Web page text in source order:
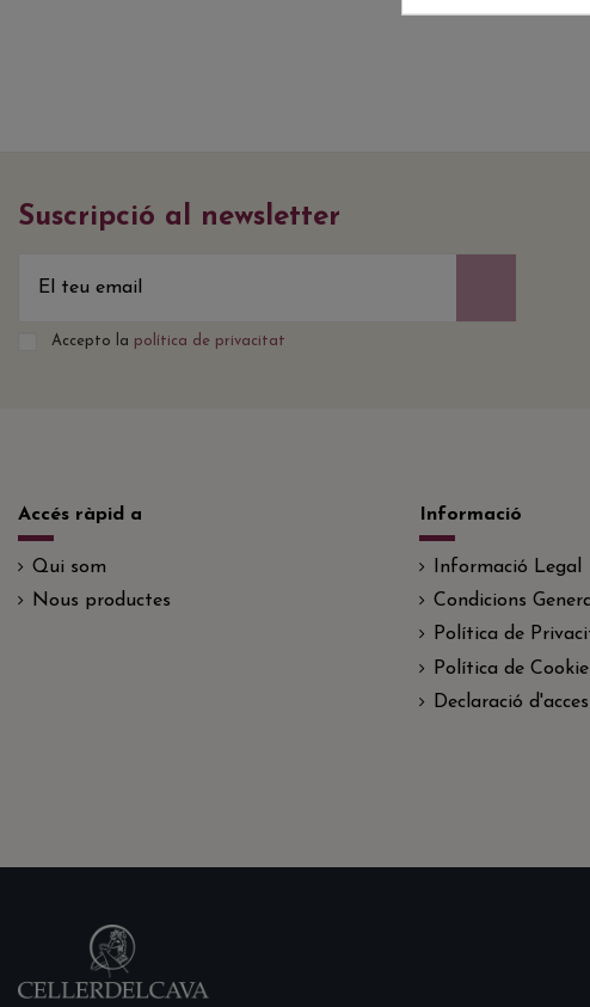
Suscripció al newsletter
Accepto la política de privacitat
Accés ràpid a
Qui som
Nous productes
Informació
Informació Legal
Condicions
Política de
Política de
Declaració